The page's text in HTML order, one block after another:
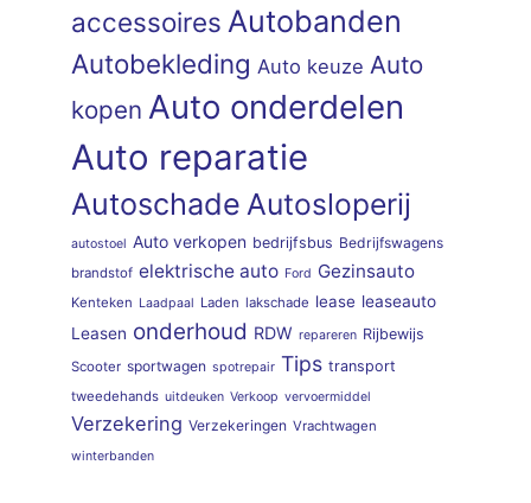
accessoires Autobanden
Autobekleding Auto keuze Auto
kopen Auto onderdelen
Auto reparatie
Autoschade Autosloperij
autostoel Auto verkopen bedrijfsbus Bedrijfswagens
brandstof elektrische auto Ford Gezinsauto
Kenteken Laadpaal Laden lakschade lease leaseauto
Leasen onderhoud RDW repareren Rijbewijs
Scooter sportwagen spotrepair Tips transport
tweedehands uitdeuken Verkoop vervoermiddel
Verzekering Verzekeringen Vrachtwagen
winterbanden